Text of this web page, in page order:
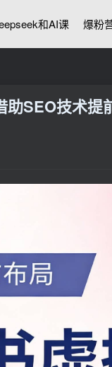
和AI课 爆粉
SEO技术提